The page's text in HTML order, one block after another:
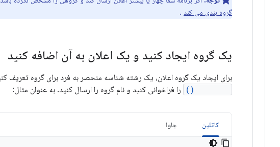
گروه بندی می کند .
یک گروه ایجاد کنید و یک اعلان به آن اضافه کنید
برای ایجاد یک گروه اعلان، یک رشته شناسه منحصر به فرد برای گروه تعریف
را فراخوانی کنید و نام گروه را ارسال کنید. به عنوان مثال:
کاتلین جاوا